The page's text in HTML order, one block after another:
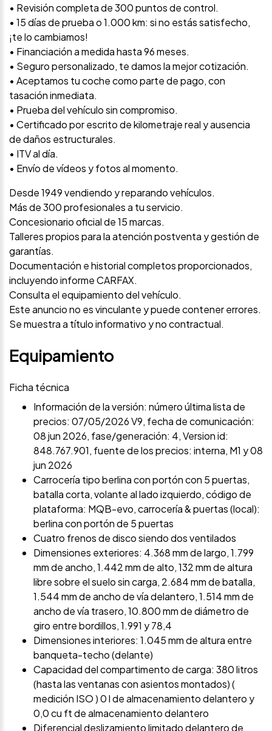
• Revisión completa de 300 puntos de control.
• 15 días de prueba o 1.000 km: si no estás satisfecho,
¡te lo cambiamos!
• Financiación a medida hasta 96 meses.
• Seguro personalizado, te damos la mejor cotización.
• Aceptamos tu coche como parte de pago, con
tasación inmediata.
• Prueba del vehículo sin compromiso.
• Certificado por escrito de kilometraje real y ausencia
de daños estructurales.
• ITV al día.
• Envío de vídeos y fotos al momento.
Desde 1949 vendiendo y reparando vehículos.
Más de 300 profesionales a tu servicio.
Concesionario oficial de 15 marcas.
Talleres propios para la atención postventa y gestión de
garantías.
Documentación e historial completos proporcionados,
incluyendo informe CARFAX.
Consulta el equipamiento del vehículo.
Este anuncio no es vinculante y puede contener errores.
Se muestra a título informativo y no contractual.
Equipamiento
Ficha técnica
Información de la versión: número última lista de
precios: 07/05/2026 V9, fecha de comunicación:
08 jun 2026, fase/generación: 4, Version id:
848.767.901, fuente de los precios: interna, M1 y 08
jun 2026
Carrocería tipo berlina con portón con 5 puertas,
batalla corta, volante al lado izquierdo, código de
plataforma: MQB-evo, carrocería & puertas (local):
berlina con portón de 5 puertas
Cuatro frenos de disco siendo dos ventilados
Dimensiones exteriores: 4.368 mm de largo, 1.799
mm de ancho, 1.442 mm de alto, 132 mm de altura
libre sobre el suelo sin carga, 2.684 mm de batalla,
1.544 mm de ancho de vía delantero, 1.514 mm de
ancho de vía trasero, 10.800 mm de diámetro de
giro entre bordillos, 1.991 y 78,4
Dimensiones interiores: 1.045 mm de altura entre
banqueta-techo (delante)
Capacidad del compartimento de carga: 380 litros
(hasta las ventanas con asientos montados) (
medición ISO ) 0 l de almacenamiento delantero y
0,0 cu ft de almacenamiento delantero
Diferencial deslizamiento limitado delantero de